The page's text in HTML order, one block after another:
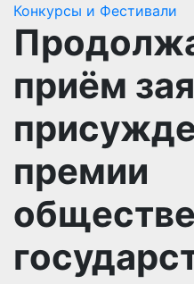
Конкурсы и Фестивали
приём
премии